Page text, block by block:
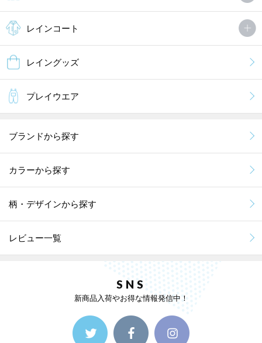
レインコート
レイングッズ
プレイウエア
ブランドから探す
カラーから探す
柄・デザインから探す
レビュー一覧
SNS
新商品入荷やお得な情報発信中！